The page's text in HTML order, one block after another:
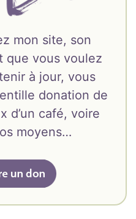
mon site, son
que vous voulez
à jour, vous
donation de
d’un café, voire
moyens…